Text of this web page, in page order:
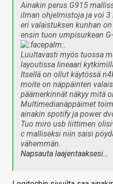
Ainakin perus G915
ilman ohjelmistoja ja voi 3
eri valaistuksen kunhan
ensin tuon umpisurkean
.
Luultavasti myös tuossa
layoutissa lineaari
Itsellä on ollut käytössä
moite on näppäinten
päämerkinnät näkyy mitä
Multimedianäppäimet
ainakin spotify ja power
Tuo miro usb liittimen
c malliseksi niin saisi
vähemmän.
Napsauta laajentaaksesi…